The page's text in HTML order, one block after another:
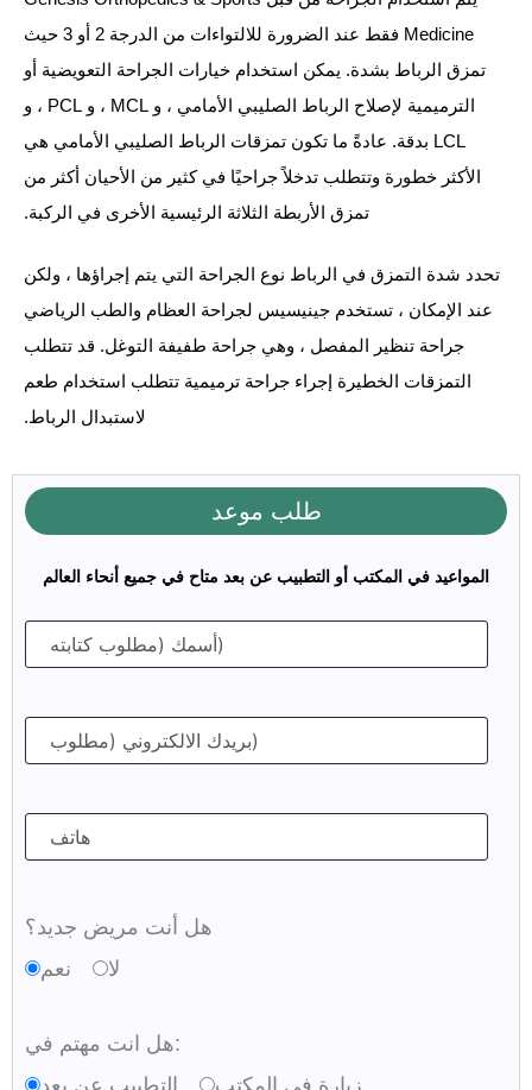
Medicine فقط عند الضرورة للالتواءات من الدرجة 2 أو 3 حيث
تمزق الرباط بشدة. يمكن استخدام خيارات الجراحة التعويضية أو
الترميمية لإصلاح الرباط الصليبي الأمامي ، و MCL ، و PCL ، و
LCL بدقة. عادةً ما تكون تمزقات الرباط الصليبي الأمامي هي
الأكثر خطورة وتتطلب تدخلاً جراحيًا في كثير من الأحيان أكثر من
تمزق الأربطة الثلاثة الرئيسية الأخرى في الركبة.
تحدد شدة التمزق في الرباط نوع الجراحة التي يتم إجراؤها ، ولكن
عند الإمكان ، تستخدم جينيسيس لجراحة العظام والطب الرياضي
جراحة تنظير المفصل ، وهي جراحة طفيفة التوغل. قد تتطلب
التمزقات الخطيرة إجراء جراحة ترميمية تتطلب استخدام طعم
لاستبدال الرباط.
طلب موعد
المواعيد في المكتب أو التطبيب عن بعد متاح في جميع أنحاء العالم
هل أنت مريض جديد؟
نعم
لا
هل انت مهتم في:
التطبيب عن بعد
زيارة في المكتب